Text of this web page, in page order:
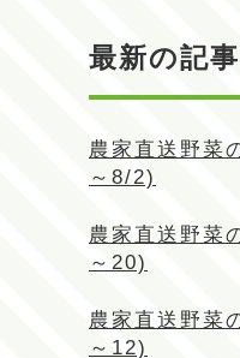
最新の記事
農家直送野菜
～8/2)
農家直送野菜
～20)
農家直送野菜
～12)